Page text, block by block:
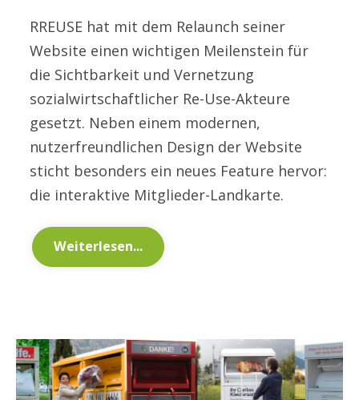
RREUSE hat mit dem Relaunch seiner
Website einen wichtigen Meilenstein für
die Sichtbarkeit und Vernetzung
sozialwirtschaftlicher Re-Use-Akteure
gesetzt. Neben einem modernen,
nutzerfreundlichen Design der Website
sticht besonders ein neues Feature hervor:
die interaktive Mitglieder-Landkarte.
Weiterlesen...